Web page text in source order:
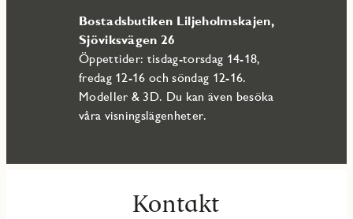
Bostadsbutiken Liljeholmskajen,
Sjöviksvägen 26
Öppettider: tisdag-torsdag 14-18,
fredag 12-16 och söndag 12-16.
Modeller & 3D. Du kan även besöka
våra visningslägenheter.
Kontakt